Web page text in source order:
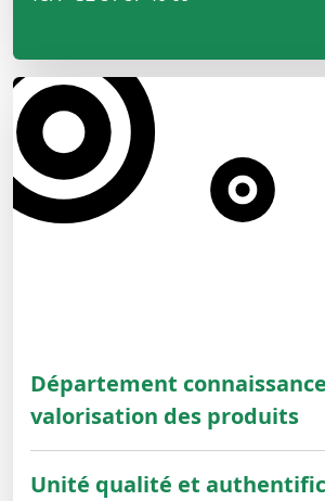
Département
valorisation des produits
Unité qualité et